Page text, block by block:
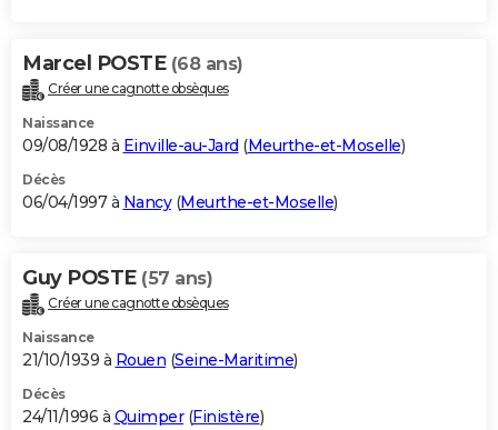
Marcel POSTE (68 ans)
Créer une cagnotte obsèques
Naissance
09/08/1928 à Einville-au-Jard (Meurthe-et-Moselle)
Décès
06/04/1997 à Nancy(Meurthe-et-Moselle)
Guy POSTE (57 ans)
Créer une cagnotte obsèques
Naissance
21/10/1939 à Rouen (Seine-Maritime)
Décès
24/11/1996 à Quimper(Finistère)